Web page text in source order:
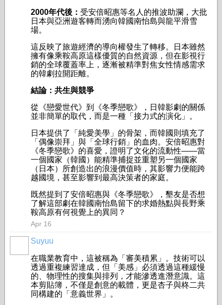
2000年代後： 受安倍昭惠等名人的推波助瀾，大批
日本與亞洲遊客轉而湧向韓國南怡島與龍平滑雪
場。
這反映了旅遊經濟的導向權發生了轉移。日本雖然
擁有像乘鞍高原這樣優質的自然資源，但在影視行
銷的全球覆蓋率上，逐漸被精準對焦女性情感需求
的韓劇拉開距離。
結論：共生與競爭
從《戀愛世代》到《冬季戀歌》，日韓影劇的關係
並非簡單的取代，而是一種「接力式的演化」。
日本提供了「純愛美學」的骨架，而韓國則填充了
「偶像崇拜」與「全球行銷」的血肉。安倍昭惠對
《冬季戀歌》的喜愛，證明了文化的流動性——當
一個國家（韓國）能精準捕捉並重塑另一個國家
（日本）所創造出的浪漫價值時，其影響力便能跨
越國境，甚至影響到最高決策者的家庭。
既然提到了安倍昭惠與《冬季戀歌》，墾友是否想
了解這部劇在韓國南怡島留下的求婚熱點與長野乘
鞍高原有何視覺上的異同？
Apr 16
Suyuu
在職業教育中，這被稱為「審美積累」。技術可以
透過重複練習達成，但「美感」必須透過這種緩慢
的、物理性的搜集與排列，才能滲透進潛意識。這
本剪貼簿，不僅是創意的載體，更是杏子與柊二共
同構建的「意義世界」。